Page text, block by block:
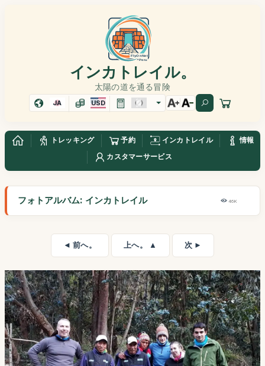
インカトレイル。
太陽の道を通る冒険
JA USD
トレッキング 予約 インカトレイル
情報
カスタマーサービス
フォトアルバム: インカトレイル 46K
◄ 前へ。 上へ。 ▲ 次 ►